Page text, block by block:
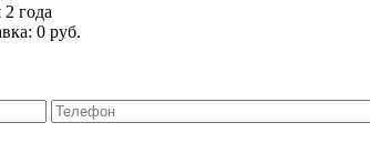
2 года
0 руб.